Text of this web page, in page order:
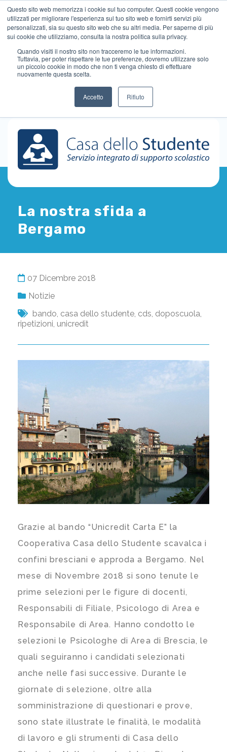
Questo sito web memorizza i cookie sul tuo computer. Questi cookie vengono
utilizzati per migliorare l'esperienza sul tuo sito web e fornirti servizi più
personalizzati, sia su questo sito web che su altri media. Per saperne di più
sui cookie che utilizziamo, consulta la nostra politica sulla privacy.
Quando visiti il ​​nostro sito non tracceremo le tue informazioni.
Tuttavia, per poter rispettare le tue preferenze, dovremo utilizzare solo
un piccolo cookie in modo che non ti venga chiesto di effettuare
nuovamente questa scelta.
Accetto Rifiuto
La nostra sfida a
Bergamo
07 Dicembre 2018
Notizie
bando, casa dello studente, cds, doposcuola,
ripetizioni, unicredit
Grazie al bando “Unicredit Carta E” la
Cooperativa Casa dello Studente scavalca i
confini bresciani e approda a Bergamo. Nel
mese di Novembre 2018 si sono tenute le
prime selezioni per le figure di docenti,
Responsabili di Filiale, Psicologo di Area e
Responsabile di Area. Hanno condotto le
selezioni le Psicologhe di Area di Brescia, le
quali seguiranno i candidati selezionati
anche nelle fasi successive. Durante le
giornate di selezione, oltre alla
somministrazione di questionari e prove,
sono state illustrate le finalità, le modalità
di lavoro e gli strumenti di Casa dello